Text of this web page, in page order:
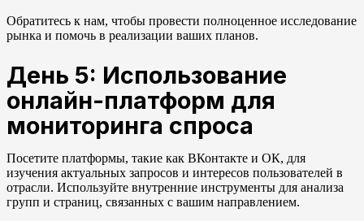
Обратитесь к нам, чтобы провести полноценное исследование
рынка и помочь в реализации ваших планов.
День 5: Использование
онлайн-платформ для
мониторинга спроса
Посетите платформы, такие как ВКонтакте и ОК, для
изучения актуальных запросов и интересов пользователей в
отрасли. Используйте внутренние инструменты для анализа
групп и страниц, связанных с вашим направлением.